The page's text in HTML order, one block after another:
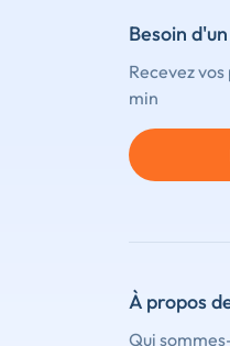
Besoin
Recevez
min
À propos
Qui